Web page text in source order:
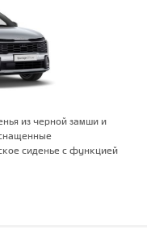
из черной замши и
сиденье с функцией